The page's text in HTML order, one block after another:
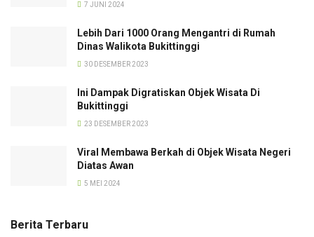
7 JUNI 2024
Lebih Dari 1000 Orang Mengantri di Rumah
Dinas Walikota Bukittinggi
30 DESEMBER 2023
Ini Dampak Digratiskan Objek Wisata Di
Bukittinggi
23 DESEMBER 2023
Viral Membawa Berkah di Objek Wisata Negeri
Diatas Awan
5 MEI 2024
Berita Terbaru